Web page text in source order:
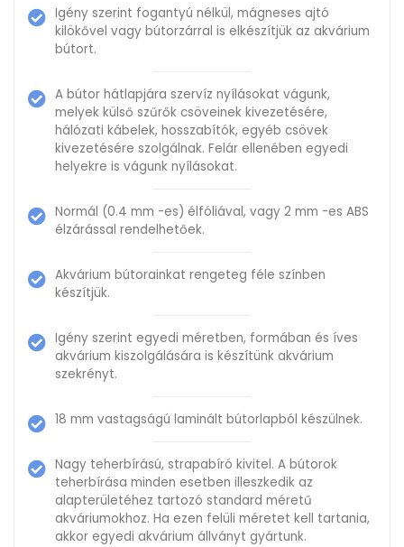
Igény szerint fogantyú nélkül, mágneses ajtó
kilökővel vagy bútorzárral is elkészítjük az akvárium
bútort.
A bútor hátlapjára szervíz nyílásokat vágunk,
melyek külső szűrők csöveinek kivezetésére,
hálózati kábelek, hosszabítók, egyéb csövek
kivezetésére szolgálnak. Felár ellenében egyedi
helyekre is vágunk nyílásokat.
Normál (0.4 mm -es) élfóliával, vagy 2 mm -es ABS
élzárással rendelhetőek.
Akvárium bútorainkat rengeteg féle színben
készítjük.
Igény szerint egyedi méretben, formában és íves
akvárium kiszolgálására is készítünk akvárium
szekrényt.
18 mm vastagságú laminált bútorlapból készülnek.
Nagy teherbírású, strapabíró kivitel. A bútorok
teherbírása minden esetben illeszkedik az
alapterületéhez tartozó standard méretű
akváriumokhoz. Ha ezen felüli méretet kell tartania,
akkor egyedi akvárium állványt gyártunk.